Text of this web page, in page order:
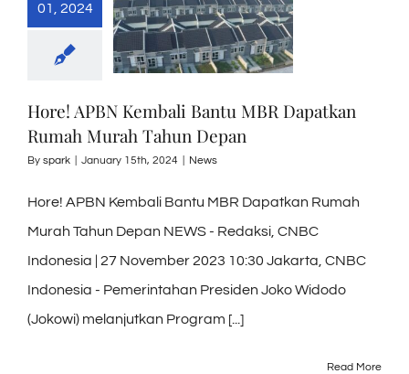
01, 2024
Hore! APBN Kembali Bantu MBR Dapatkan
Rumah Murah Tahun Depan
By spark January 15th, 2024 News
Hore! APBN Kembali Bantu MBR Dapatkan Rumah
Murah Tahun Depan NEWS - Redaksi, CNBC
Indonesia | 27 November 2023 10:30 Jakarta, CNBC
Indonesia - Pemerintahan Presiden Joko Widodo
(Jokowi) melanjutkan Program [...]
Read More